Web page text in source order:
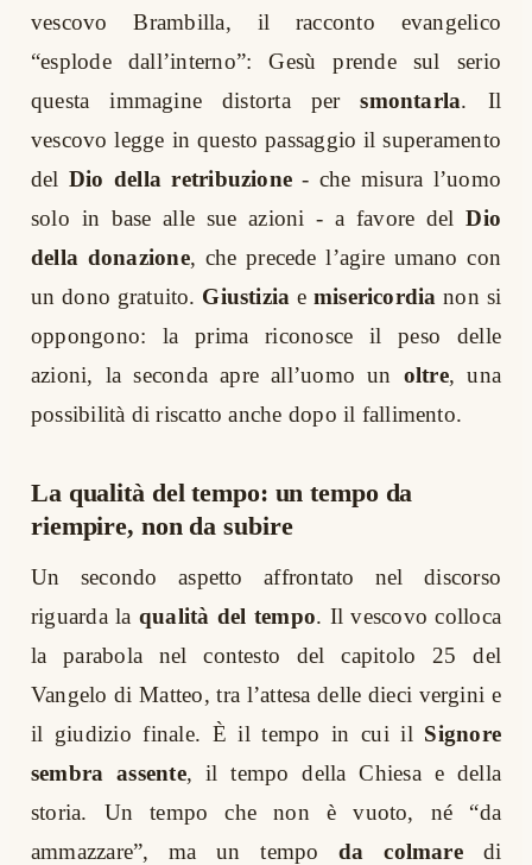
vescovo Brambilla, il racconto evangelico
“esplode dall’interno”: Gesù prende sul serio
questa immagine distorta persmontarla. Il
vescovo legge in questo passaggio il superamento
del Dio della retribuzione - che misura l’uomo
solo in base alle sue azioni - a favore delDio
della donazione, che precede l’agire umano con
un dono gratuito. Giustizia e misericordia non si
oppongono: la prima riconosce il peso delle
azioni, la seconda apre all’uomo un oltre, una
possibilità di riscatto anche dopo il fallimento.
La qualità del tempo: un tempo da
riempire, non da subire
Un secondo aspetto affrontato nel discorso
riguarda la qualità del tempo. Il vescovo colloca
la parabola nel contesto del capitolo 25 del
Vangelo di Matteo, tra l’attesa delle dieci vergini e
il giudizio finale. È il tempo in cui il Signore
sembra assente, il tempo della Chiesa e della
storia. Un tempo che non è vuoto, né “da
ammazzare”, ma un tempoda colmaredi